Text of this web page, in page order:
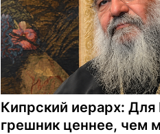
Кипрский иерарх:
грешник ценнее, чем